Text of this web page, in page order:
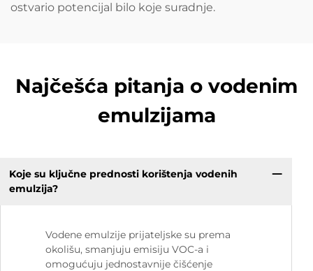
ostvario potencijal bilo koje suradnje.
Najčešća pitanja o vodenim
emulzijama
Koje su ključne prednosti korištenja vodenih
emulzija?
Vodene emulzije prijateljske su prema
okolišu, smanjuju emisiju VOC-a i
omogućuju jednostavnije čišćenje